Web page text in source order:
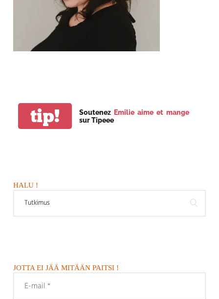
tip! Soutenez Emilie aime et mange
sur Tipeee
HALU !
JOTTA EI JÄÄ MITÄÄN PAITSI !